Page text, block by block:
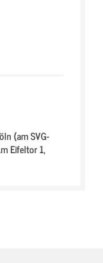
(am SVG-
Eifeltor 1,